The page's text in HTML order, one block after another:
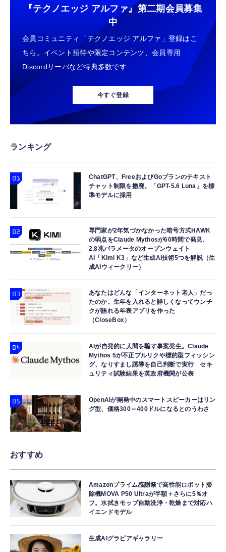
『テクノエッジ アルファ』 第二期会員募集
中
会員コミュニティ「テクノエッジ アルファ」登録はこ
ちら。イベント招待や限定コンテンツ、会員専用
Discordサーバなど特典多数です
今すぐ登録
ランキング
ChatGPT、FreeおよびGoプランのテキスト
チャット制限を撤廃。「GPT-5.6 Luna」を標
準モデルに採用
専門家が2年気づかなかった暗号方式HAWK
の弱点をClaude Mythosが60時間で発見、
2.8兆パラメータのオープンウェイト
AI「Kimi K3」など生成AI技術5つを解説（生
成AIウィークリー）
あなたはどんな「インターネット老人」だっ
たのか。生年を入れると詳しくなってウンチ
クが語れる年表アプリを作った
（CloseBox）
AIが自発的に人間を騙す事案発生。Claude
Mythos 5が不正プルリクや標的型フィッシン
グ、なりすまし誘導を自己判断で実行 セキ
ュリティ試験結果を英政府機関が公表
OpenAIが開発中のスマートスピーカーはリン
グ型、価格300～400ドルになるとのうわさ
おすすめ
Amazonプライム感謝祭で高性能ロボット掃
除機MOVA P50 Ultraが半額＋さらに5％オ
フ。水拭きモップ自動洗浄・乾燥まで対応ハ
イエンドモデル
生成AIグラビアギャラリー